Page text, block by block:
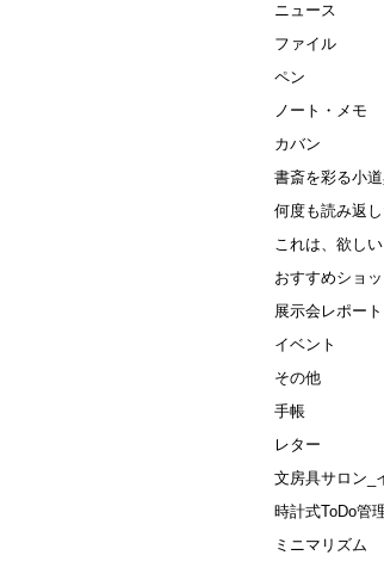
ニュース
ファイル
ペン
ノート・メモ
カバン
書斎を彩る小
何度も読み返
これは、欲しい
おすすめショ
展示会レポート
イベント
その他
手帳
レター
文房具サロン_
時計式ToDo管
ミニマリズム